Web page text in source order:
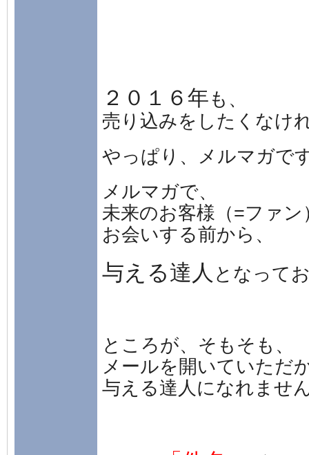
２０１６年 も、
売り込みをしたくなけ
やっぱり、メルマガで
メルマガで、
未来のお客様（=ファン
お会いする前から、
与える達人 となって
ところが、そもそも、
メールを開いていただ
与える達人になれませ